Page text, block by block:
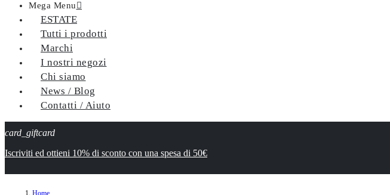
Mega Menu 
ESTATE
Tutti i prodotti
Marchi
I nostri negozi
Chi siamo
News / Blog
Contatti / Aiuto
card_giftcard
Iscriviti ed ottieni 10% di sconto con una spesa di 50€
Home